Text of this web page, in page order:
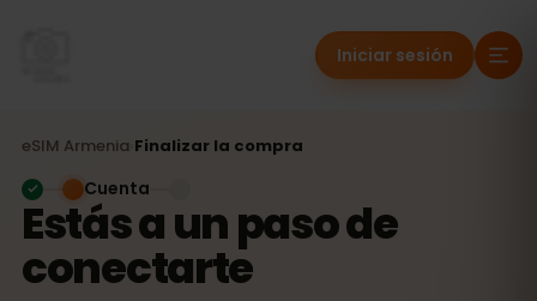
Iniciar sesión
eSIM Armenia Finalizar la compra
Estás a un paso de
conectarte
Cuenta